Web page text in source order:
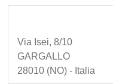
Via Isei, 8/10
GARGALLO
28010 (NO) - Italia